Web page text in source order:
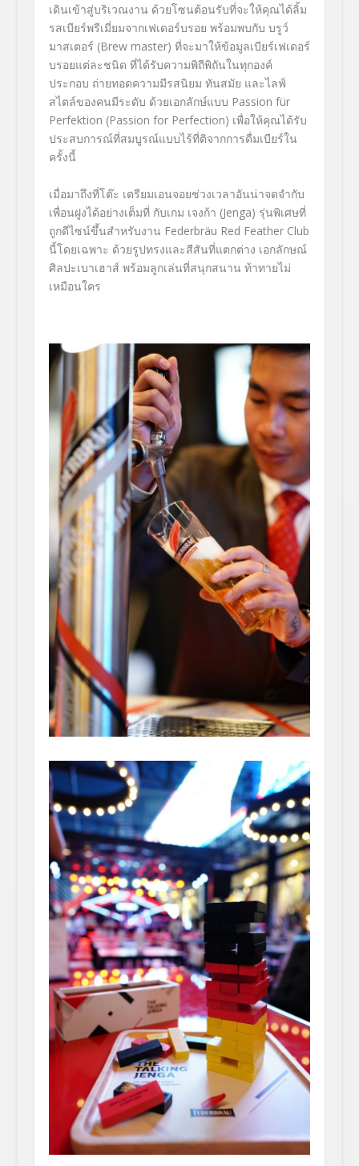
เดินเข้าสู่บริเวณงาน ด้วยโซนต้อนรับที่จะให้คุณได้ลิ้ม
รสเบียร์พรีเมี่ยมจากเฟเดอร์บรอย พร้อมพบกับ บรูว์
มาสเตอร์ (Brew master) ที่จะมาให้ข้อมูลเบียร์เฟเดอร์
บรอยแต่ละชนิด ที่ได้รับความพิถีพิถันในทุกองค์
ประกอบ ถ่ายทอดความมีรสนิยม ทันสมัย และไลฟ์
สไตล์ของคนมีระดับ ด้วยเอกลักษ์แบบ Passion für
Perfektion (Passion for Perfection) เพื่อให้คุณได้รับ
ประสบการณ์ที่สมบูรณ์แบบไร้ที่ติจากการดื่มเบียร์ใน
ครั้งนี้
เมื่อมาถึงที่โต๊ะ เตรียมเอนจอยช่วงเวลาอันน่าจดจำกับ
เพื่อนฝูงได้อย่างเต็มที่ กับเกม เจงก้า (Jenga) รุ่นพิเศษที่
ถูกดีไซน์ขึ้นสำหรับงาน Federbräu Red Feather Club
นี้โดยเฉพาะ ด้วยรูปทรงและสีสันที่แตกต่าง เอกลักษณ์
ศิลปะเบาเฮาส์ พร้อมลูกเล่นที่สนุกสนาน ท้าทายไม่
เหมือนใคร